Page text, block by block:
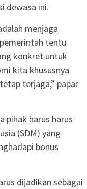
dewasa ini.
menjaga
tentu
konkret untuk
kita khususnya
terjaga,” papar
pihak harus harus
(SDM) yang
bonus
dijadikan sebagai